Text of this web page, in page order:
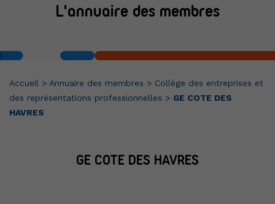
L'annuaire des membres
Accueil > Annuaire des membres > Collège des entreprises et
des représentations professionnelles > GE COTE DES
HAVRES
GE COTE DES HAVRES